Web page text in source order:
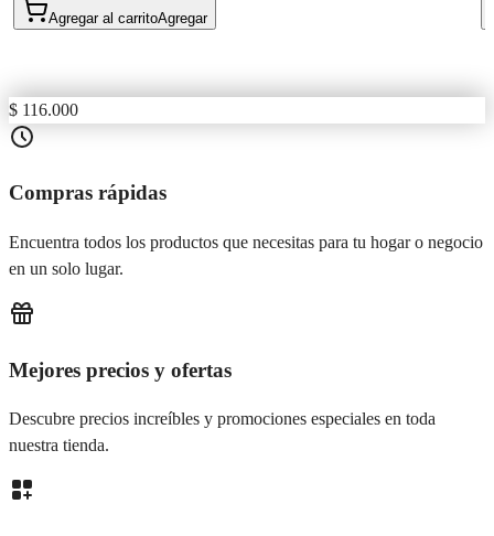
Agregar al carritoAgregar
$ 116.000
Compras rápidas
Encuentra todos los productos que necesitas para tu hogar o negocio
en un solo lugar.
Mejores precios y ofertas
Descubre precios increíbles y promociones especiales en toda
nuestra tienda.